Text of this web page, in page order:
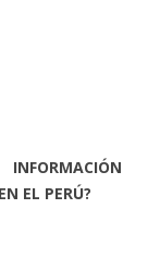
EL PERÚ?